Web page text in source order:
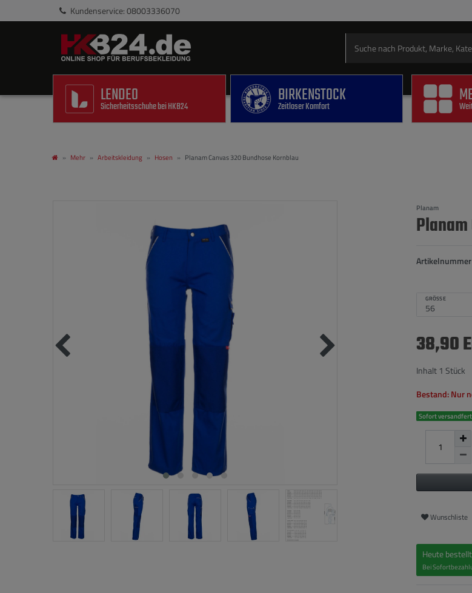
Kundenservice: 08003336070
LENDEO
Sicherheitsschuhe bei HKB24 BIRKENSTOCK
Zeitloser Komfort
Mehr Arbeitskleidung Hosen Planam Canvas 320 Bundhose Kornblau
Planam
Artikelnummer
GRÖSSE
38,90
Inhalt 1 Stück
Bestand: Nur
Sofort
Wunschliste
Heute
Bei